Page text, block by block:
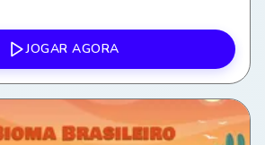
em situações reais de convivência
• Utilizar tecnologias
de aprendizagem.
JOGAR AGORA